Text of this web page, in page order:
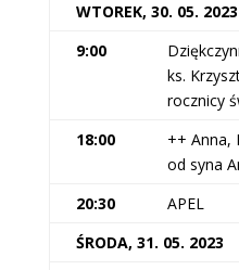
WTOREK, 30. 05. 2023
9:00
ks.
rocznicy
18:00
++ Anna,
od syna
20:30
APEL
ŚRODA, 31. 05. 2023